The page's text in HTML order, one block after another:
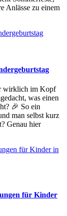
Anlässe zu einem
wirklich im Kopf
was einen
🎉 So ein
man selbst kurz
Genau hier
für Kinder